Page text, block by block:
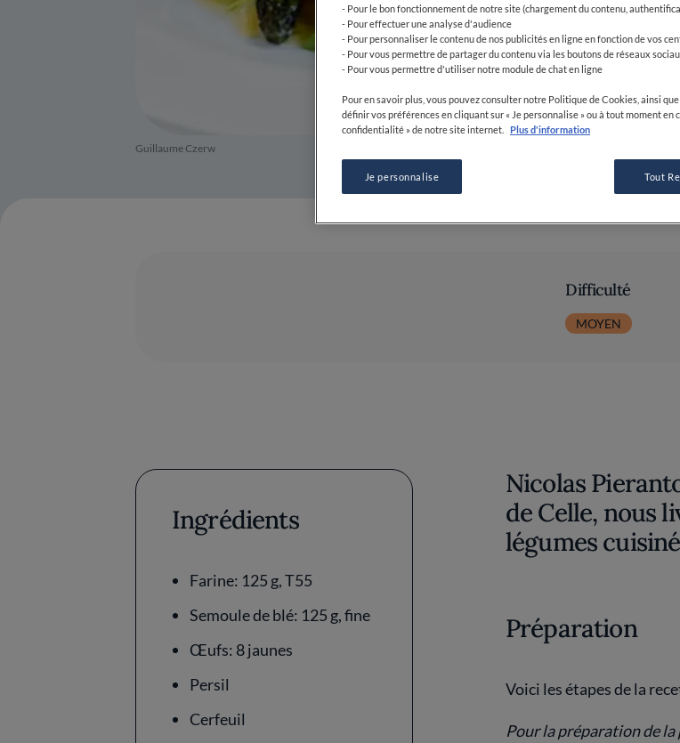
Guillaume Czerw
PARFINE
Difficulté
MOYEN
Ingrédients
Farine: 125 g, T55
Semoule de blé: 125 g, fine
Œufs: 8 jaunes
Persil
Cerfeuil
Nicolas
de Celle, nous
légumes
Préparation
Voici les étapes de la
Pour la préparation de la
- Pour le bon fonctionnement de notre site (chargement du contenu,
- Pour effectuer une analyse d'audience
- Pour personnaliser le contenu de nos publicités en ligne en fonction de vos
- Pour vous permettre de partager du contenu via les boutons de réseaux
- Pour vous permettre d'utiliser notre module de chat en ligne
Pour en savoir plus, vous pouvez consulter notre Politique de Cookies, ainsi
définir vos préférences en cliquant sur « Je personnalise » ou à tout moment en
confidentialité » de notre site internet.
Plus d'information
Je personnalise Tout